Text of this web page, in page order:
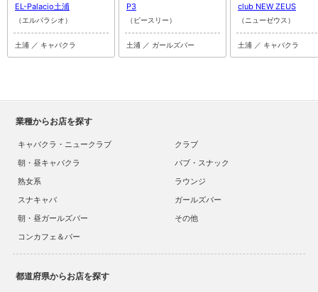
EL-Palacio土浦
（エルパラシオ）
土浦 ／ キャバクラ
P3
（ピースリー）
土浦 ／ ガールズバー
club NEW ZEUS
（ニューゼウス）
土浦 ／ キャバクラ
業種からお店を探す
キャバクラ・ニュークラブ
クラブ
朝・昼キャバクラ
パブ・スナック
熟女系
ラウンジ
スナキャバ
ガールズバー
朝・昼ガールズバー
その他
コンカフェ＆バー
都道府県からお店を探す